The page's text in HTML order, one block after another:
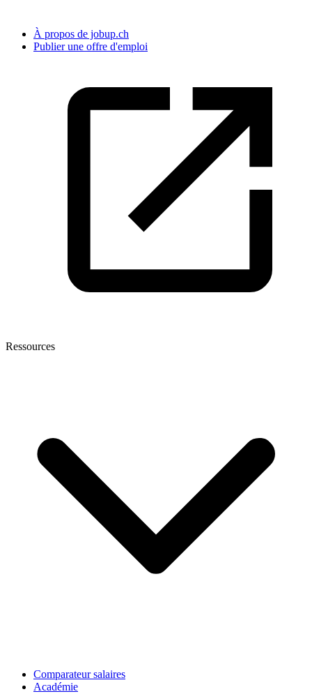
À propos de jobup.ch
Publier une offre d'emploi
Ressources
Comparateur salaires
Académie